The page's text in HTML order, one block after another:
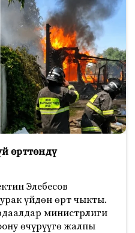
өрттөндү
Элебесов
үйдөн өрт чыкты.
министрлиги
өчүрүүгө жалпы